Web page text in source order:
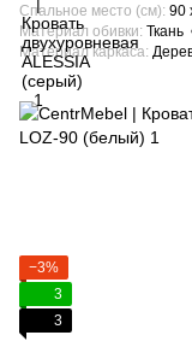
Спальное место (см) 90
Материал обивки Ткань
Материал каркаса
−3%
3
3